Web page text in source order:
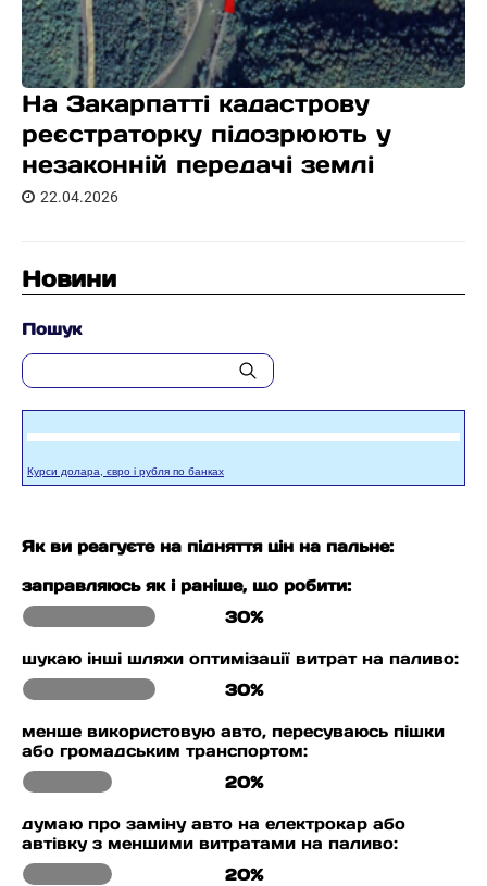
На Закарпатті кадастрову
реєстраторку підозрюють у
незаконній передачі землі
22.04.2026
Новини
Пошук
Курси долара, євро і рубля по банках
Як ви реагуєте на підняття цін на пальне:
заправляюсь як і раніше, що робити:
30%
шукаю інші шляхи оптимізації витрат на паливо:
30%
менше використовую авто, пересуваюсь пішки
або громадським транспортом:
20%
думаю про заміну авто на електрокар або
автівку з меншими витратами на паливо:
20%